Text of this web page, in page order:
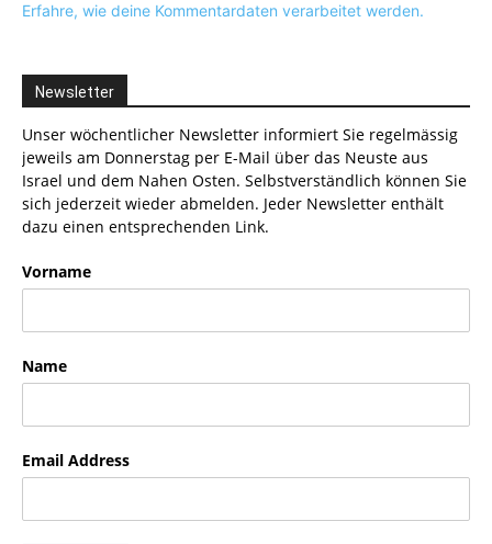
Erfahre, wie deine Kommentardaten verarbeitet werden.
Newsletter
Unser wöchentlicher Newsletter informiert Sie regelmässig
jeweils am Donnerstag per E-Mail über das Neuste aus
Israel und dem Nahen Osten. Selbstverständlich können Sie
sich jederzeit wieder abmelden. Jeder Newsletter enthält
dazu einen entsprechenden Link.
Vorname
Name
Email Address